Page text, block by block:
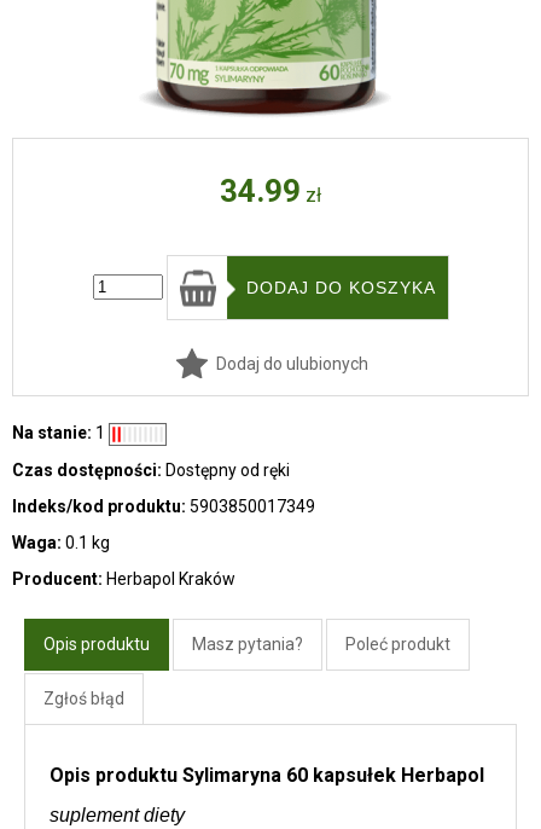
34.99 zł
Dodaj do ulubionych
Na stanie: 1
Czas dostępności: Dostępny od ręki
Indeks/kod produktu: 5903850017349
Waga: 0.1 kg
Producent: Herbapol Kraków
Opis produktu Masz pytania? Poleć produkt
Zgłoś błąd
Opis produktu Sylimaryna 60 kapsułek Herbapol
suplement diety